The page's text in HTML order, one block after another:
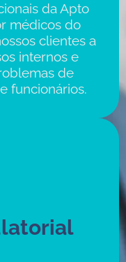
da Apto
médicos do
clientes a
internos e
de
funcionários.